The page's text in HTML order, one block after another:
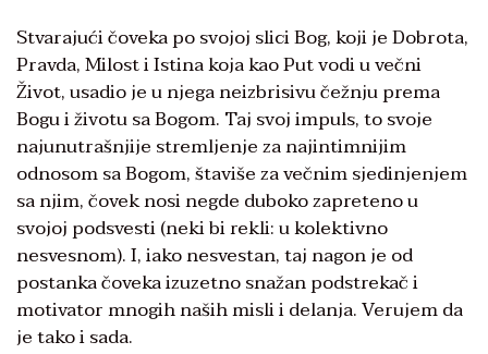
Stvarajući čoveka po svojoj slici Bog, koji je Dobrota,
Pravda, Milost i Istina koja kao Put vodi u večni
Život, usadio je u njega neizbrisivu čežnju prema
Bogu i životu sa Bogom. Taj svoj impuls, to svoje
najunutrašnjije stremljenje za najintimnijim
odnosom sa Bogom, štaviše za večnim sjedinjenjem
sa njim, čovek nosi negde duboko zapreteno u
svojoj podsvesti (neki bi rekli: u kolektivno
nesvesnom). I, iako nesvestan, taj nagon je od
postanka čoveka izuzetno snažan podstrekač i
motivator mnogih naših misli i delanja. Verujem da
je tako i sada.